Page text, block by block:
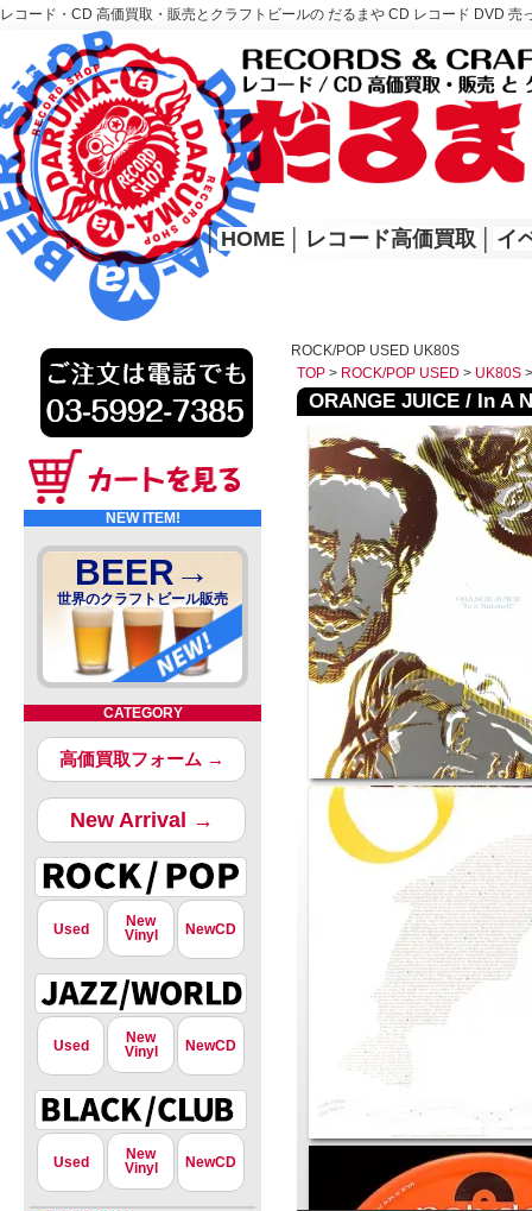
レコード・CD 高価買取・販売とクラフトビールの だるまや CD レコード DVD
レコード高価買取はこちら
HOME
│ HOME レコード高価買取 イ
NEW ITEM!
BEER→
世界のクラフトビール販売
CATEGORY
高価買取フォーム →
New Arrival →
Used
New
Vinyl
NewCD
Used
New
Vinyl
NewCD
Used
New
Vinyl
NewCD
ROCK/POP USED UK80S
TOP > ROCK/POP USED > UK80S
ORANGE JUICE / In A